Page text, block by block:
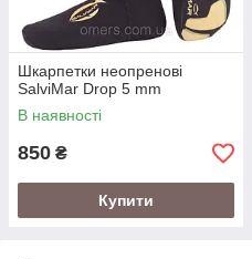
Шкарпетки неопренові
SalviMar Drop 5 mm
В наявності
850 ₴
Купити